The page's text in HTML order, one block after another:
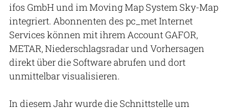
ifos GmbH und im Moving Map System Sky-Map
integriert. Abonnenten des pc_met Internet
Services können mit ihrem Account GAFOR,
METAR, Niederschlagsradar und Vorhersagen
direkt über die Software abrufen und dort
unmittelbar visualisieren.
In diesem Jahr wurde die Schnittstelle um